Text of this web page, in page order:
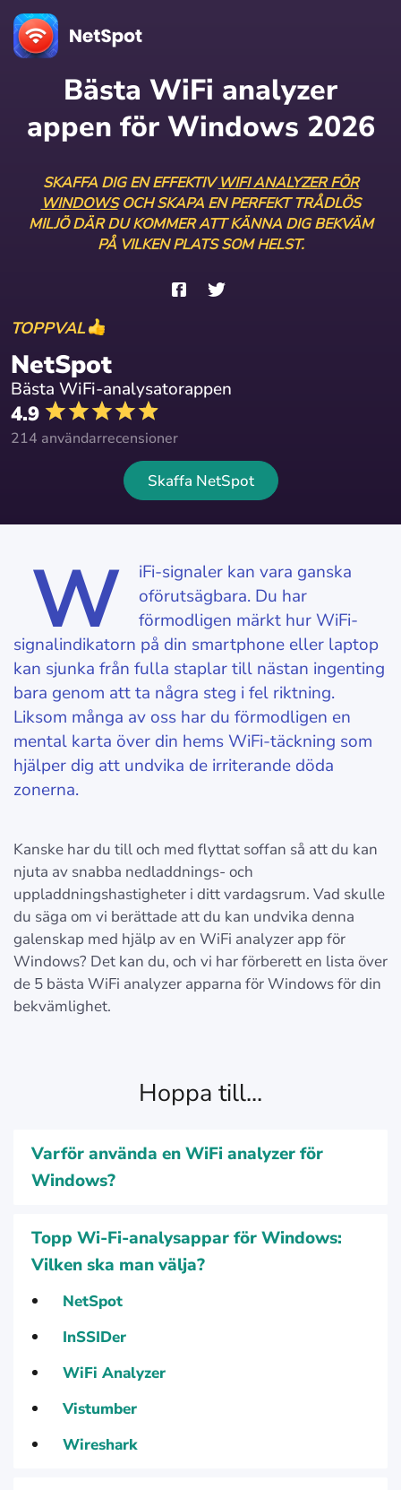
Bästa WiFi analyzer
appen för Windows 2026
SKAFFA DIG EN EFFEKTIVWIFI ANALYZER FÖR
WINDOWSOCH SKAPA EN PERFEKT TRÅDLÖS
MILJÖ DÄR DU KOMMER ATT KÄNNA DIG BEKVÄM
PÅ VILKEN PLATS SOM HELST.
TOPPVAL
NetSpot
Bästa WiFi-analysatorappen
4.9
214 användarrecensioner
Skaffa NetSpot
W
iFi-signaler kan vara ganska
oförutsägbara. Du har
förmodligen märkt hur WiFi-
signalindikatorn på din smartphone eller laptop
kan sjunka från fulla staplar till nästan ingenting
bara genom att ta några steg i fel riktning.
Liksom många av oss har du förmodligen en
mental karta över din hems WiFi-täckning som
hjälper dig att undvika de irriterande döda
zonerna.
Kanske har du till och med flyttat soffan så att du kan
njuta av snabba nedladdnings- och
uppladdningshastigheter i ditt vardagsrum. Vad skulle
du säga om vi berättade att du kan undvika denna
galenskap med hjälp av en WiFi analyzer app för
Windows? Det kan du, och vi har förberett en lista över
de 5 bästa WiFi analyzer apparna för Windows för din
bekvämlighet.
Hoppa till...
Varför använda en WiFi analyzer för
Windows?
Topp Wi‑Fi-analysappar för Windows:
Vilken ska man välja?
NetSpot
InSSIDer
WiFi Analyzer
Vistumber
Wireshark